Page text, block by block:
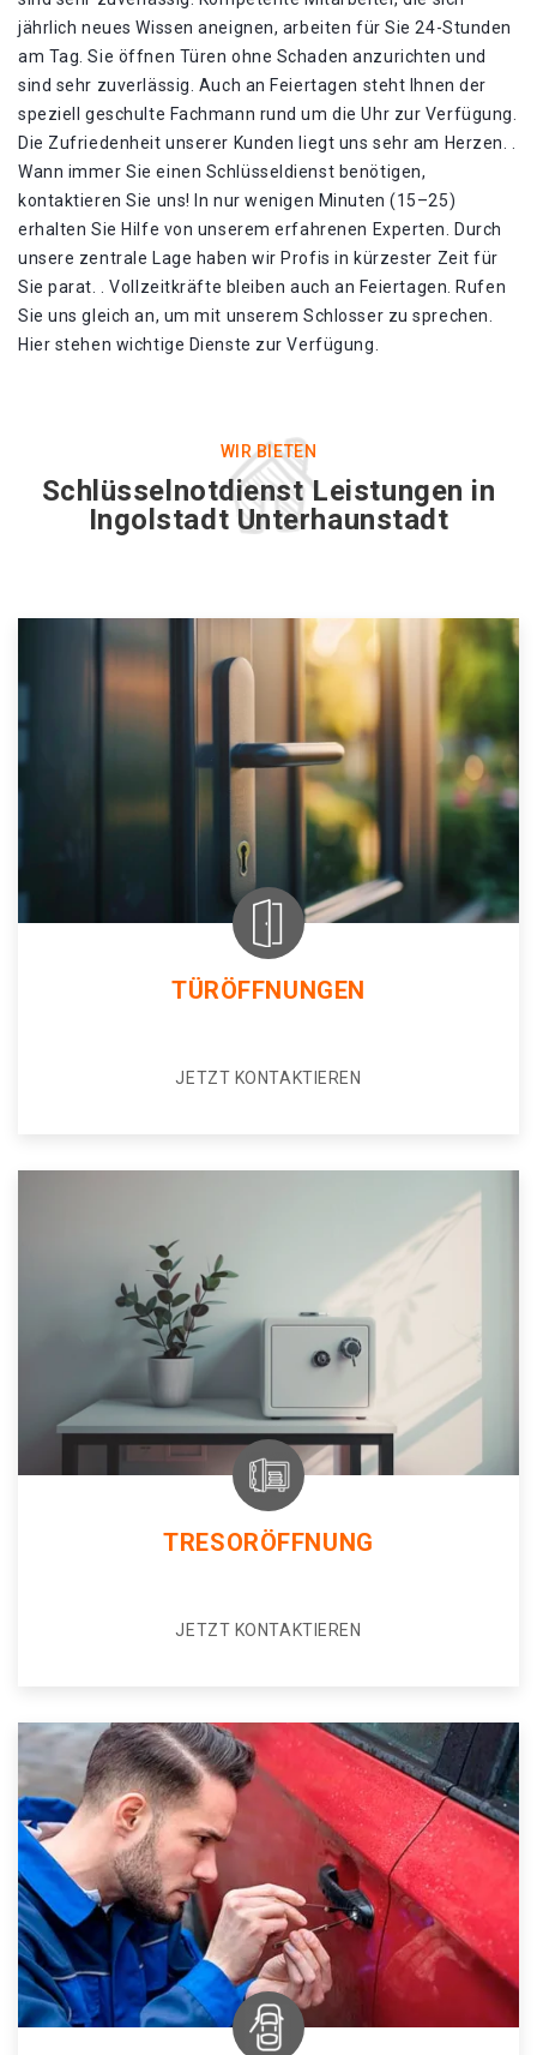
jährlich neues Wissen aneignen, arbeiten für Sie 24-Stunden
am Tag. Sie öffnen Türen ohne Schaden anzurichten und
sind sehr zuverlässig. Auch an Feiertagen steht Ihnen der
speziell geschulte Fachmann rund um die Uhr zur Verfügung.
Die Zufriedenheit unserer Kunden liegt uns sehr am Herzen. .
Wann immer Sie einen Schlüsseldienst benötigen,
kontaktieren Sie uns! In nur wenigen Minuten (15–25)
erhalten Sie Hilfe von unserem erfahrenen Experten. Durch
unsere zentrale Lage haben wir Profis in kürzester Zeit für
Sie parat. . Vollzeitkräfte bleiben auch an Feiertagen. Rufen
Sie uns gleich an, um mit unserem Schlosser zu sprechen.
Hier stehen wichtige Dienste zur Verfügung.
WIR BIETEN
Schlüsselnotdienst Leistungen in
Ingolstadt Unterhaunstadt
TÜRÖFFNUNGEN
JETZT KONTAKTIEREN
TRESORÖFFNUNG
JETZT KONTAKTIEREN